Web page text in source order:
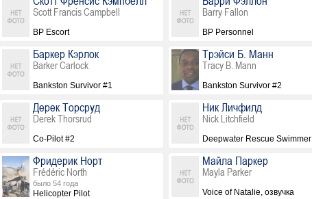
Scott Francis Campbell
BP Escort
Barry Fallon
BP Personnel
Баркер Кэрлок
Barker Carlock
Bankston Survivor #1
Трэйси Б. Манн
Tracy B. Mann
Bankston Survivor #2
Дерек Торсруд
Derek Thorsrud
Co-Pilot #2
Ник Личфилд
Nick Litchfield
Deepwater Rescue Swimmer
Фридерик Норт
Frédéric North
было 54 года
Helicopter Pilot
Майла Паркер
Mayla Parker
Voice of Natalie, озвучка